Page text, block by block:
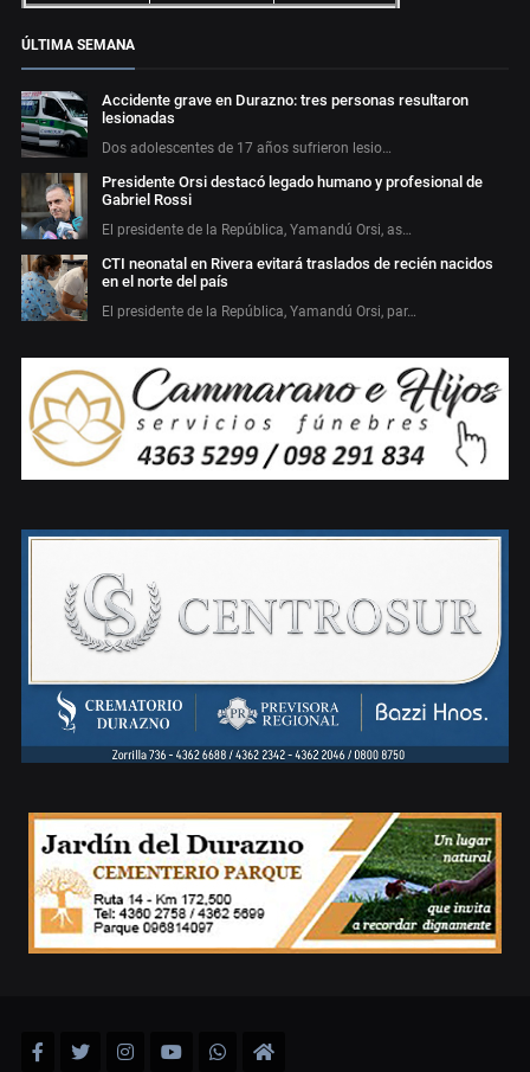
ÚLTIMA SEMANA
Accidente grave en Durazno: tres personas resultaron
lesionadas
Dos adolescentes de 17 años sufrieron lesio…
Presidente Orsi destacó legado humano y profesional de
Gabriel Rossi
El presidente de la República, Yamandú Orsi, as…
CTI neonatal en Rivera evitará traslados de recién nacidos
en el norte del país
El presidente de la República, Yamandú Orsi, par…